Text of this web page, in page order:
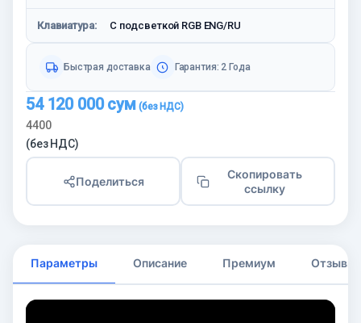
Клавиатура: С подсветкой RGB ENG/RU
Быстрая доставка Гарантия: 2 Года
54 120 000сум
4400
(без НДС)
Поделиться
Скопировать
ссылку
Параметры Описание Премиум Отзывы